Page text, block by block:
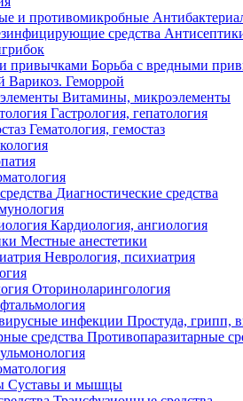
Борьба с вредными
Варикоз. Геморрой
Витамины, микроэлементы
Гастрология, гепатология
Гематология, гемостаз
Диагностические средства
Кардиология, ангиология
Местные анестетики
Неврология, психиатрия
Оториноларингология
Простуда, грипп,
Противопаразитарные
Суставы и мышцы